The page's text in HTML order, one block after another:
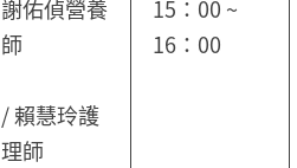
謝佑偵營養
師
/ 賴慧玲護
理師
15：00 ~
16：00